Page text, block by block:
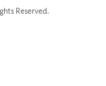
Reserved.